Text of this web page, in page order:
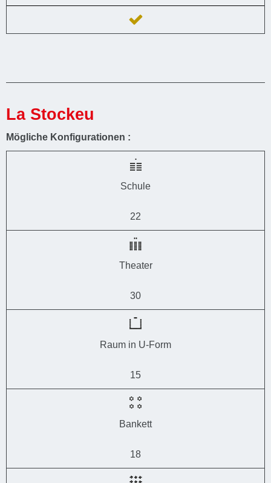
La Stockeu
Mögliche Konfigurationen :
Schule
22
Theater
30
Raum in U-Form
15
Bankett
18